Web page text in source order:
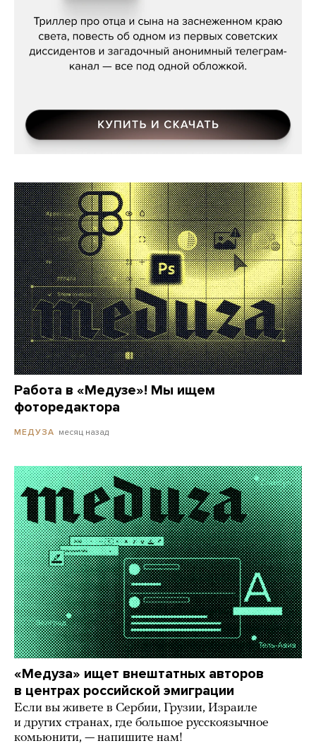
Работа в «Медузе»! Мы ищем
фоторедактора
МЕДУЗА месяц назад
«Медуза» ищет внештатных авторов
в центрах российской эмиграции
Если вы живете в Сербии, Грузии, Израиле
и других странах, где большое русскоязычное
комьюнити, — напишите нам!